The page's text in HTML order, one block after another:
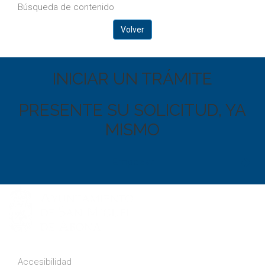
Búsqueda de contenido
Volver
INICIAR UN TRÁMITE
PRESENTE SU SOLICITUD, YA
MISMO
Accesibilidad